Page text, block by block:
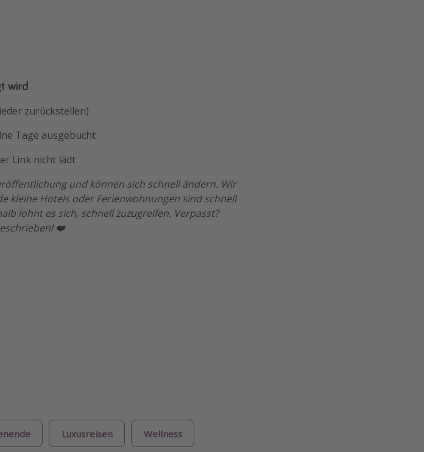
wird
zurückstellen)
Tage ausgebucht
Link nicht lädt
und können sich schnell ändern. Wir
kleine Hotels oder Ferienwohnungen sind schnell
lohnt es sich, schnell zuzugreifen. Verpasst?
❤️
Luxusreisen Wellness